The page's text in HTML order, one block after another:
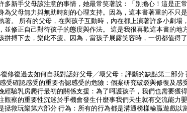
新手父母該注意的事情，她最常笑著說：「別擔心！這是正
父母無力與無助時刻的心理支持。因為，這本書著重的不
。 所有的父母，在與孩子互動時，內在都上演著許多小劇
修正自己對待孩子的態度與作法。 這是我很喜歡這本書的
搏下去，樂此不疲。因為，當孩子展露笑容時，一切都值得
修復過去如何自我對話好父母╱壞父母：評斷的缺點第二部
受確認感受的重要否認感受的危險：個案研究破裂與修復及
驗乳房爬行最初的關係支援：為了呵護孩子，我們也需要
觀察的重要性沉迷於手機會發生什麼事我們天生就有交流能
救玩樂第六部分 行為：所有的行為都是溝通榜樣輸贏遊戲